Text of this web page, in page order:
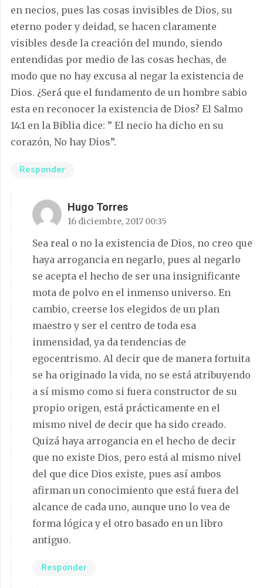
en necios, pues las cosas invisibles de Dios, su
eterno poder y deidad, se hacen claramente
visibles desde la creación del mundo, siendo
entendidas por medio de las cosas hechas, de
modo que no hay excusa al negar la existencia de
Dios. ¿Será que el fundamento de un hombre sabio
esta en reconocer la existencia de Dios? El Salmo
14:1 en la Biblia dice: ” El necio ha dicho en su
corazón, No hay Dios”.
Responder
Hugo Torres
16 diciembre, 2017 00:35
Sea real o no la existencia de Dios, no creo que
haya arrogancia en negarlo, pues al negarlo
se acepta el hecho de ser una insignificante
mota de polvo en el inmenso universo. En
cambio, creerse los elegidos de un plan
maestro y ser el centro de toda esa
inmensidad, ya da tendencias de
egocentrismo. Al decir que de manera fortuita
se ha originado la vida, no se está atribuyendo
a sí mismo como si fuera constructor de su
propio origen, está prácticamente en el
mismo nivel de decir que ha sido creado.
Quizá haya arrogancia en el hecho de decir
que no existe Dios, pero está al mismo nivel
del que dice Dios existe, pues así ambos
afirman un conocimiento que está fuera del
alcance de cada uno, aunque uno lo vea de
forma lógica y el otro basado en un libro
antiguo.
Responder